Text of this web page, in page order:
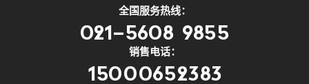
全国服务热线：
021-5608 9855
销售电话：
15000652383